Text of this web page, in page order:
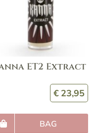
ET2 Extract
€ 23,95
BAG